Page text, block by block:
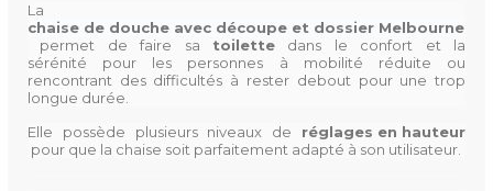
La
chaise de douche avec découpe et dossier Melbourne
permet de faire sa toilette dans le confort et la
sérénité pour les personnes à mobilité réduite ou
rencontrant des difficultés à rester debout pour une trop
longue durée.
Elle possède plusieurs niveaux de réglages en hauteur
pour que la chaise soit parfaitement adapté à son utilisateur.